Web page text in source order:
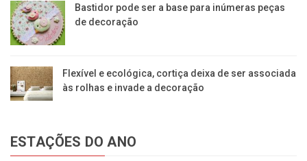
Bastidor pode ser a base para inúmeras peças
de decoração
Flexível e ecológica, cortiça deixa de ser associada
às rolhas e invade a decoração
ESTAÇÕES DO ANO